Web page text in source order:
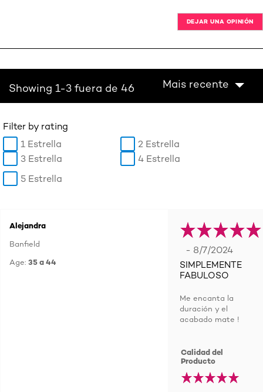
DEJAR UNA OPINIÓN
Showing 1-3 fuera de 46 Mais recente
Filter by rating
1 Estrella
2 Estrella
3 Estrella
4 Estrella
5 Estrella
Alejandra
Banfield
Age: 35 a 44
- 8/7/2024
SIMPLEMENTE
FABULOSO
Me encanta la
duración y el
acabado mate !
Calidad del
Producto